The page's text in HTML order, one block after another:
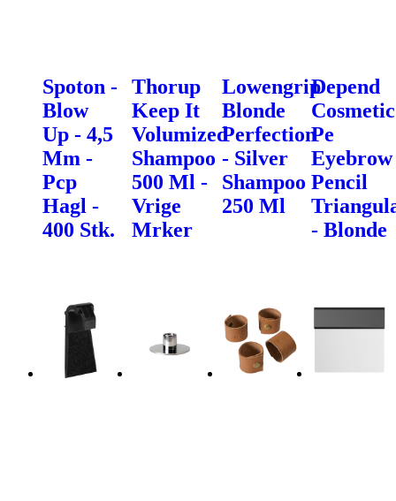
Spoton -
Blow
Up - 4,5
Mm -
Pcp
Hagl -
400 Stk.
Thorup
Keep It
Volumized
Shampoo
500 Ml -
Vrige
Mrker
Lowengrip
Blonde
Perfection
- Silver
Shampoo
250 Ml
Depend
Cosmetic
Pe
Eyebrow
Pencil
- Blonde